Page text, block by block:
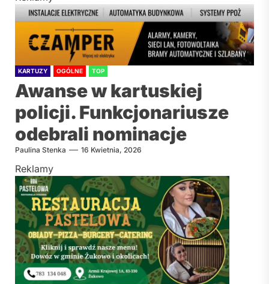
KARTUZY OGÓLNE TOP
Awanse w kartuskiej
policji. Funkcjonariusze
odebrali nominacje
Paulina Stenka 16 Kwietnia, 2026
Reklamy